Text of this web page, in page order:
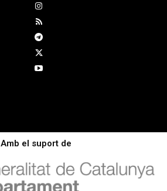
Amb el suport de